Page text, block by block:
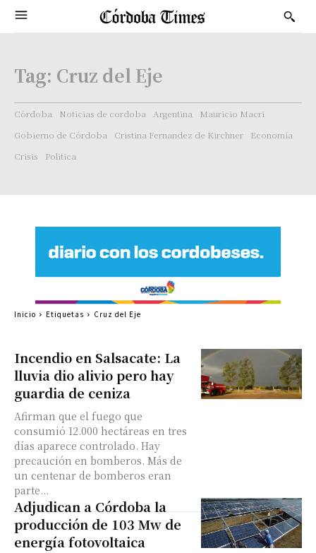
Tag: Cruz del Eje
Córdoba Noticias de cordoba Argentina
Mauricio Macri
Gobierno de Córdoba
Cristina Fernandez de Kirchner
Economía
Crisis
Politica
Incendio en Salsacate: La
lluvia dio alivio pero hay
guardia de ceniza
Afirman que el fuego que
consumió 12.000 hectáreas en tres
días aparece controlado. Hay
precaución en bomberos. Más de
un centenar de bomberos eran
parte...
Adjudican a Córdoba la
producción de 103 Mw de
energía fotovoltaica
Inicio Etiquetas Cruz del Eje